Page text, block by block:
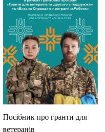
Посібник про гранти для
ветеранів